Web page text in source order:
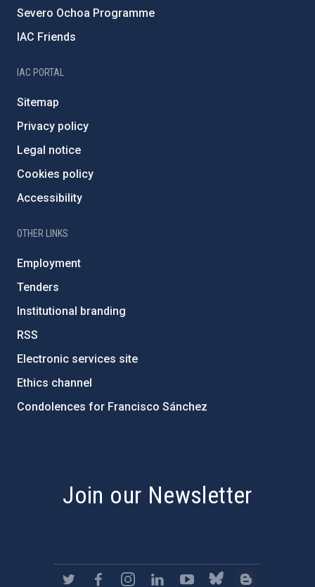
Severo Ochoa Programme
IAC Friends
IAC PORTAL
Sitemap
Privacy policy
Legal notice
Cookies policy
Accessibility
OTHER LINKS
Employment
Tenders
Institutional branding
RSS
Electronic services site
Ethics channel
Condolences for Francisco Sánchez
Join our Newsletter